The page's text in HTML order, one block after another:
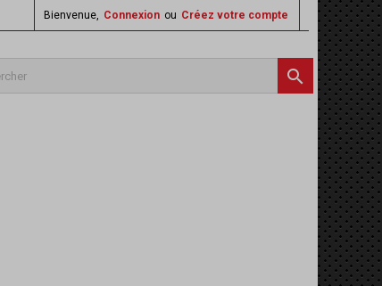
Bienvenue, Connexion ou Créez votre compte
